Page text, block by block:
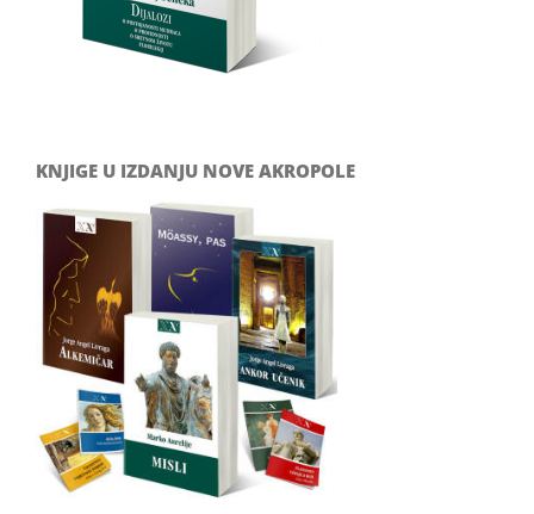
KNJIGE U IZDANJU NOVE AKROPOLE